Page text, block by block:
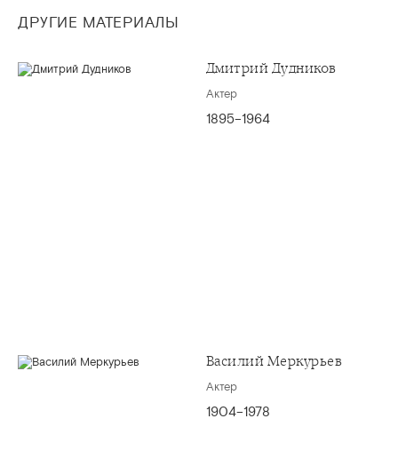
ДРУГИЕ МАТЕРИАЛЫ
Дмитрий Дудников
Актер
1895–1964
Василий Меркурьев
Актер
1904–1978